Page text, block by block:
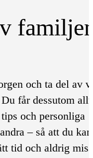
och ta del av
får dessutom
och personliga
– så att du kan
tid och aldrig